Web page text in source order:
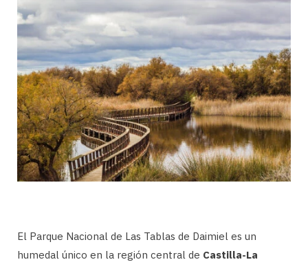
El Parque Nacional de Las Tablas de Daimiel es un
humedal único en la región central de Castilla-La